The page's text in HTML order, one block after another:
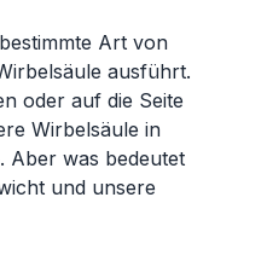
Art von
ausführt.
oder auf die Seite
Wirbelsäule in
Aber was bedeutet
und unsere